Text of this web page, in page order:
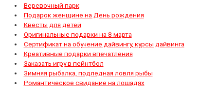
Веревочный парк
Подарок женщине на День рождения
Квесты для детей
Оригинальные подарки на 8 марта
Сертификат на обучение дайвингу, курсы дайвинга
Креативные подарки впечатления
Заказать игру в пейнтбол
Зимняя рыбалка, подледная ловля рыбы
Романтическое свидание на лошадях